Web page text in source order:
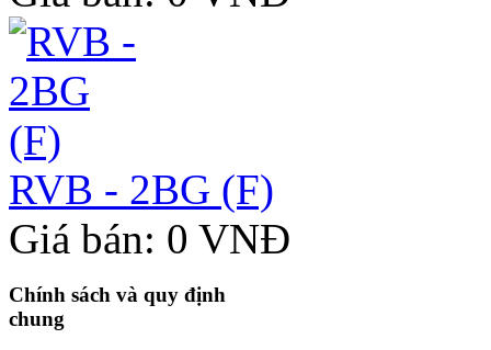
RVB - 2BG (F)
Giá bán: 0 VNĐ
Chính sách và quy định
chung